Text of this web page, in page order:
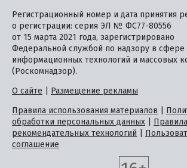
Регистрационный номер и дата принятия
о регистрации: серия ЭЛ № ФС77-80556
от 15 марта 2021 года, зарегистрировано
Федеральной службой по надзору в сфере
информационных технологий и массовых
(Роскомнадзор).
О сайте
Размещение рекламы
Правила использования материалов
обработки персональных данных
рекомендательных технологий
соглашение